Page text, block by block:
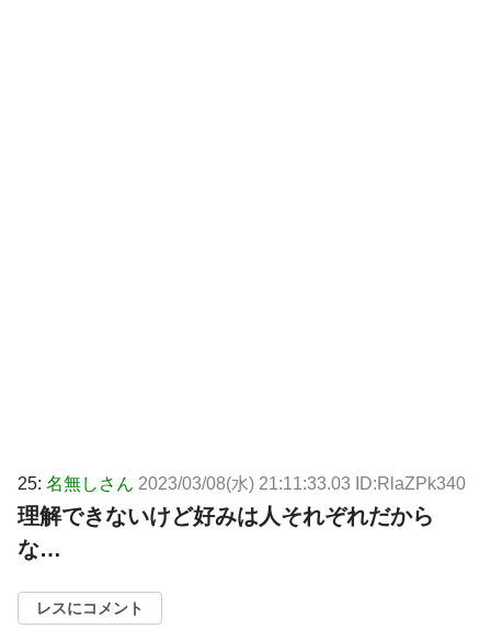
25: 名無しさん 2023/03/08(水) 21:11:33.03 ID:RlaZPk340
理解できないけど好みは人それぞれだから
な…
レスにコメント